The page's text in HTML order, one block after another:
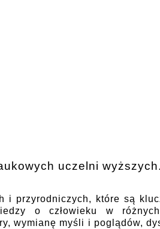
uczelni wyższych.
i przyrodniczych, które są
o człowieku w
wymianę myśli i poglądów,